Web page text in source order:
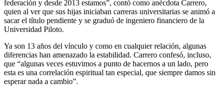
federación y desde 2013 estamos”, contó como anécdota Carrero,
quien al ver que sus hijas iniciaban carreras universitarias se animó a
sacar el título pendiente y se graduó de ingeniero financiero de la
Universidad Piloto.
Ya son 13 años del vínculo y como en cualquier relación, algunas
diferencias han amenazado la estabilidad. Carrero confesó, incluso,
que “algunas veces estuvimos a punto de hacernos a un lado, pero
esta es una correlación espiritual tan especial, que siempre damos sin
esperar nada a cambio”.